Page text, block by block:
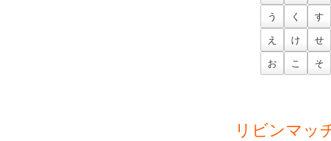
う
え
お
く
け
こ
す
せ
そ
リビンマッ